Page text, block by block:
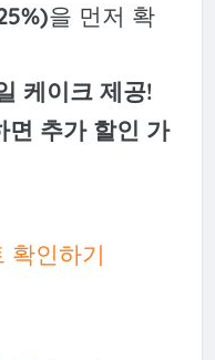
을 먼저 확
케이크 제공!
면 추가 할인 가
확인하기